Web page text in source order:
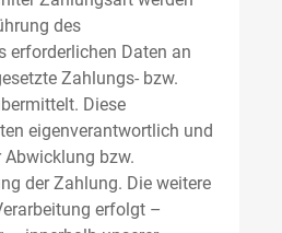
des
erforderlichen Daten an
Zahlungs- bzw.
Diese
eigenverantwortlich und
bzw.
der Zahlung. Die weitere
erfolgt –